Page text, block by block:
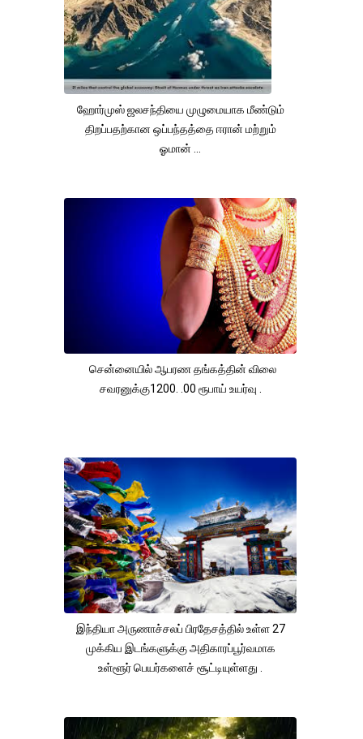
ஹோர்முஸ் ஜலசந்தியை முழுமையாக மீண்டும்
திறப்பதற்கான ஒப்பந்தத்தை ஈரான் மற்றும்
ஓமான் ...
சென்னையில் ஆபரண தங்கத்தின் விலை
சவரனுக்கு1200. .00 ரூபாய் உயர்வு .
இந்தியா அருணாச்சலப் பிரதேசத்தில் உள்ள 27
முக்கிய இடங்களுக்கு அதிகாரப்பூர்வமாக
உள்ளூர் பெயர்களைச் சூட்டியுள்ளது .